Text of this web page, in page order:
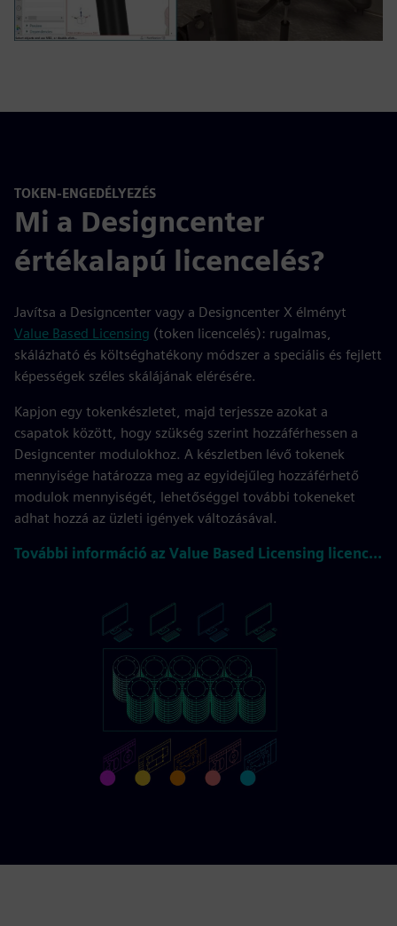
TOKEN-ENGEDÉLYEZÉS
Mi a Designcenter
értékalapú licencelés?
Javítsa a Designcenter vagy a Designcenter X élményt
Value Based Licensing (token licencelés): rugalmas,
skálázható és költséghatékony módszer a speciális és fejlett
képességek széles skálájának elérésére.
Kapjon egy tokenkészletet, majd terjessze azokat a
csapatok között, hogy szükség szerint hozzáférhessen a
Designcenter modulokhoz. A készletben lévő tokenek
mennyisége határozza meg az egyidejűleg hozzáférhető
modulok mennyiségét, lehetőséggel további tokeneket
adhat hozzá az üzleti igények változásával.
További információ az Value Based Licensing licencelésről